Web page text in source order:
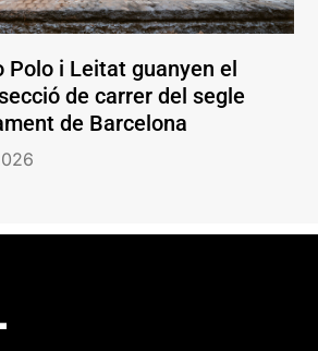
Polo i Leitat guanyen el
de carrer del segle
de Barcelona